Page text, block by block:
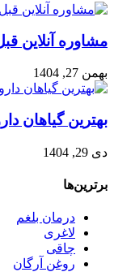
مشاوره آنلاین
بهمن 27, 1404
بهترین گیاهان
دی 29, 1404
برترین‌ها
درمان بلغم
لاغری
چاقی
روغن آرگان